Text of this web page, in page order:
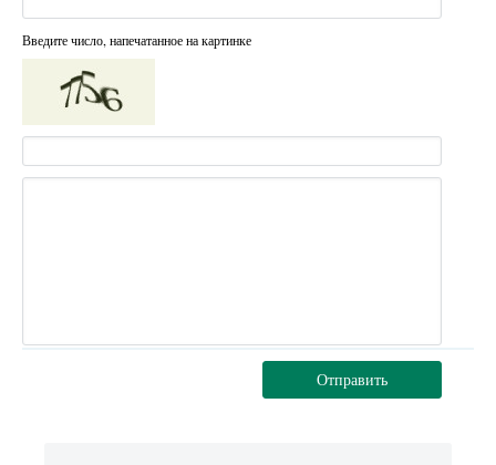
Введите число, напечатанное на картинке
Отправить